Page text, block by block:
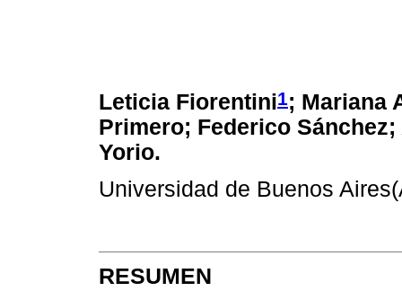
Leticia Fiorentini1; Mariana
Primero; Federico
Yorio.
Universidad de Buenos
RESUMEN